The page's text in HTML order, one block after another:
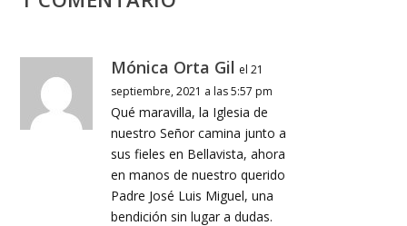
Mónica Orta Gil el 21
septiembre, 2021 a las 5:57 pm
Qué maravilla, la Iglesia de
nuestro Señor camina junto a
sus fieles en Bellavista, ahora
en manos de nuestro querido
Padre José Luis Miguel, una
bendición sin lugar a dudas.